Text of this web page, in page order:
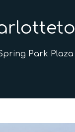
Park Plaza